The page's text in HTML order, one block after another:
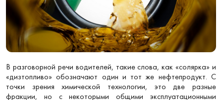
В разговорной речи водителей, такие слова, как «солярка» и
«дизтопливо» обозначают один и тот же нефтепродукт. С
точки зрения химической технологии, это две разные
фракции, но с некоторыми общими эксплуатационными